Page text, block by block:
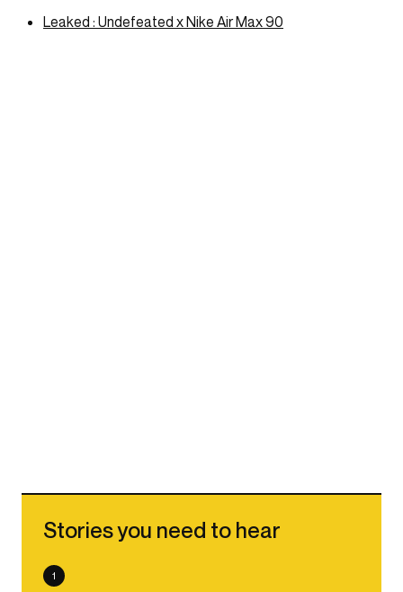
Leaked : Undefeated x Nike Air Max 90
Stories you need to hear
1